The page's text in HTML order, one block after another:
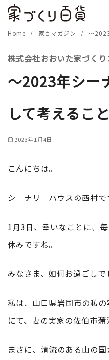
Home 家百マガジン ～2023
株式会社おおいた家づくり
～2023年シー
して考えるこ
2023年1月4日
こんにちは。
シーナリーハウスの西村で
1月3日、幸いなことに、
休みですね。
みなさま、如何お過ごしで
私は、山口県岩国市の私
にて、妻の実家の佐伯市蒲
まさに、清流のある山の